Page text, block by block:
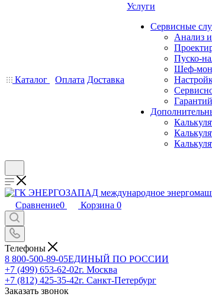
Каталог Оплата Доставка
Услуги
Сервисные
Анализ
Пуско-
Шеф-
Сравнение0 Корзина 0
Телефоны
8 800-500-89-05ЕДИНЫЙ ПО РОССИИ
+7 (499) 653-62-02г. Москва
+7 (812) 425-35-42г. Санкт-Петербург
Заказать звонок